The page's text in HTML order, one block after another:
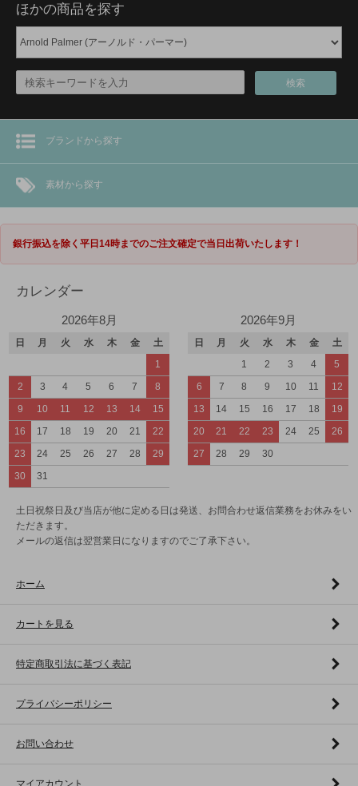
ほかの商品を探す
検索
ブランドから探す
素材から探す
銀行振込を除く平日14時までのご注文確定で当日出荷いたします！
カレンダー
2026年8月
日 月 火 水 木 金
土
1
2
3 4 5 6 7
8
9
10 11 12 13 14
15
16
17 18 19 20 21
22
23
24 25 26 27 28
29
30
31
2026年9月
日 月 火 水 木 金
土
1
2 3 4
5
6
7 8 9 10 11
12
13
14 15 16 17 18
19
20
21 22 23 24 25
26
27
28 29 30
土日祝祭日及び当店が他に定める日は発送、お問合わせ返信業務をお休みをい
ただきます。
メールの返信は翌営業日になりますのでご了承下さい。
ホーム
カートを見る
特定商取引法に基づく表記
プライバシーポリシー
お問い合わせ
マイアカウント